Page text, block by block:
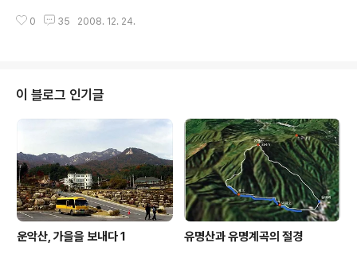
늦어도 2주안에는 이전하시거나 개설해 주시길.....꼭 필요
한 사랑이 함께 하시길..... 한해동안 감사했습니다..... 이번
습니다.....
0 35 2008. 12. 24.
이 블로그 인기글
운악산, 가을을 보내다 1 유명산과 유명계곡의 절경